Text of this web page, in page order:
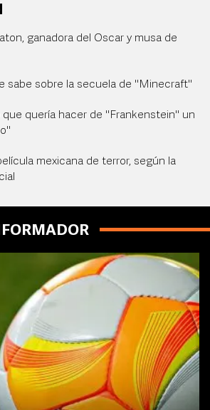
ganadora del Oscar y musa de
sabe sobre la secuela de "Minecraft"
que quería hacer de "Frankenstein" un
mexicana de terror, según la